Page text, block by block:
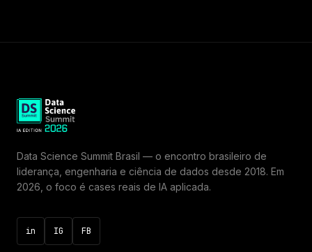
Data Science Summit Brasil — o encontro brasileiro de
liderança, engenharia e ciência de dados desde 2018. Em
2026, o foco é cases reais de IA aplicada.
in IG FB